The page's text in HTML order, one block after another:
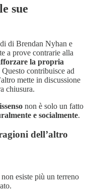
sue
di Brendan Nyhan e
a prove contrarie alla
la propria
Questo contribuisce ad
mette in discussione
chiusura.
non è solo un fatto
e socialmente.
dell’altro
esiste più un terreno